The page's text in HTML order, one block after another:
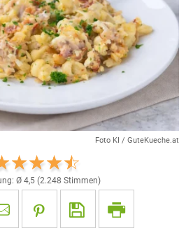
Foto KI / GuteKueche.at
Ø 4,5 (2.248 Stimmen)